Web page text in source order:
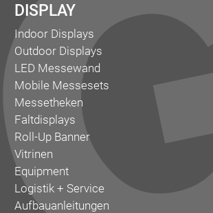
DISPLAY
Indoor Displays
Outdoor Displays
LED Messewand
Mobile Messesets
Messetheken
Faltdisplays
Roll-Up Banner
Vitrinen
Equipment
Logistik + Service
Aufbauanleitungen